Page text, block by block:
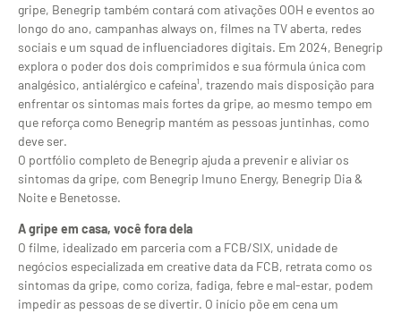
gripe, Benegrip também contará com ativações OOH e eventos ao
longo do ano, campanhas always on, filmes na TV aberta, redes
sociais e um squad de influenciadores digitais. Em 2024, Benegrip
explora o poder dos dois comprimidos e sua fórmula única com
analgésico, antialérgico e cafeína¹, trazendo mais disposição para
enfrentar os sintomas mais fortes da gripe, ao mesmo tempo em
que reforça como Benegrip mantém as pessoas juntinhas, como
deve ser.
O portfólio completo de Benegrip ajuda a prevenir e aliviar os
sintomas da gripe, com Benegrip Imuno Energy, Benegrip Dia &
Noite e Benetosse.
A gripe em casa, você fora dela
O filme, idealizado em parceria com a FCB/SIX, unidade de
negócios especializada em creative data da FCB, retrata como os
sintomas da gripe, como coriza, fadiga, febre e mal-estar, podem
impedir as pessoas de se divertir. O início põe em cena um